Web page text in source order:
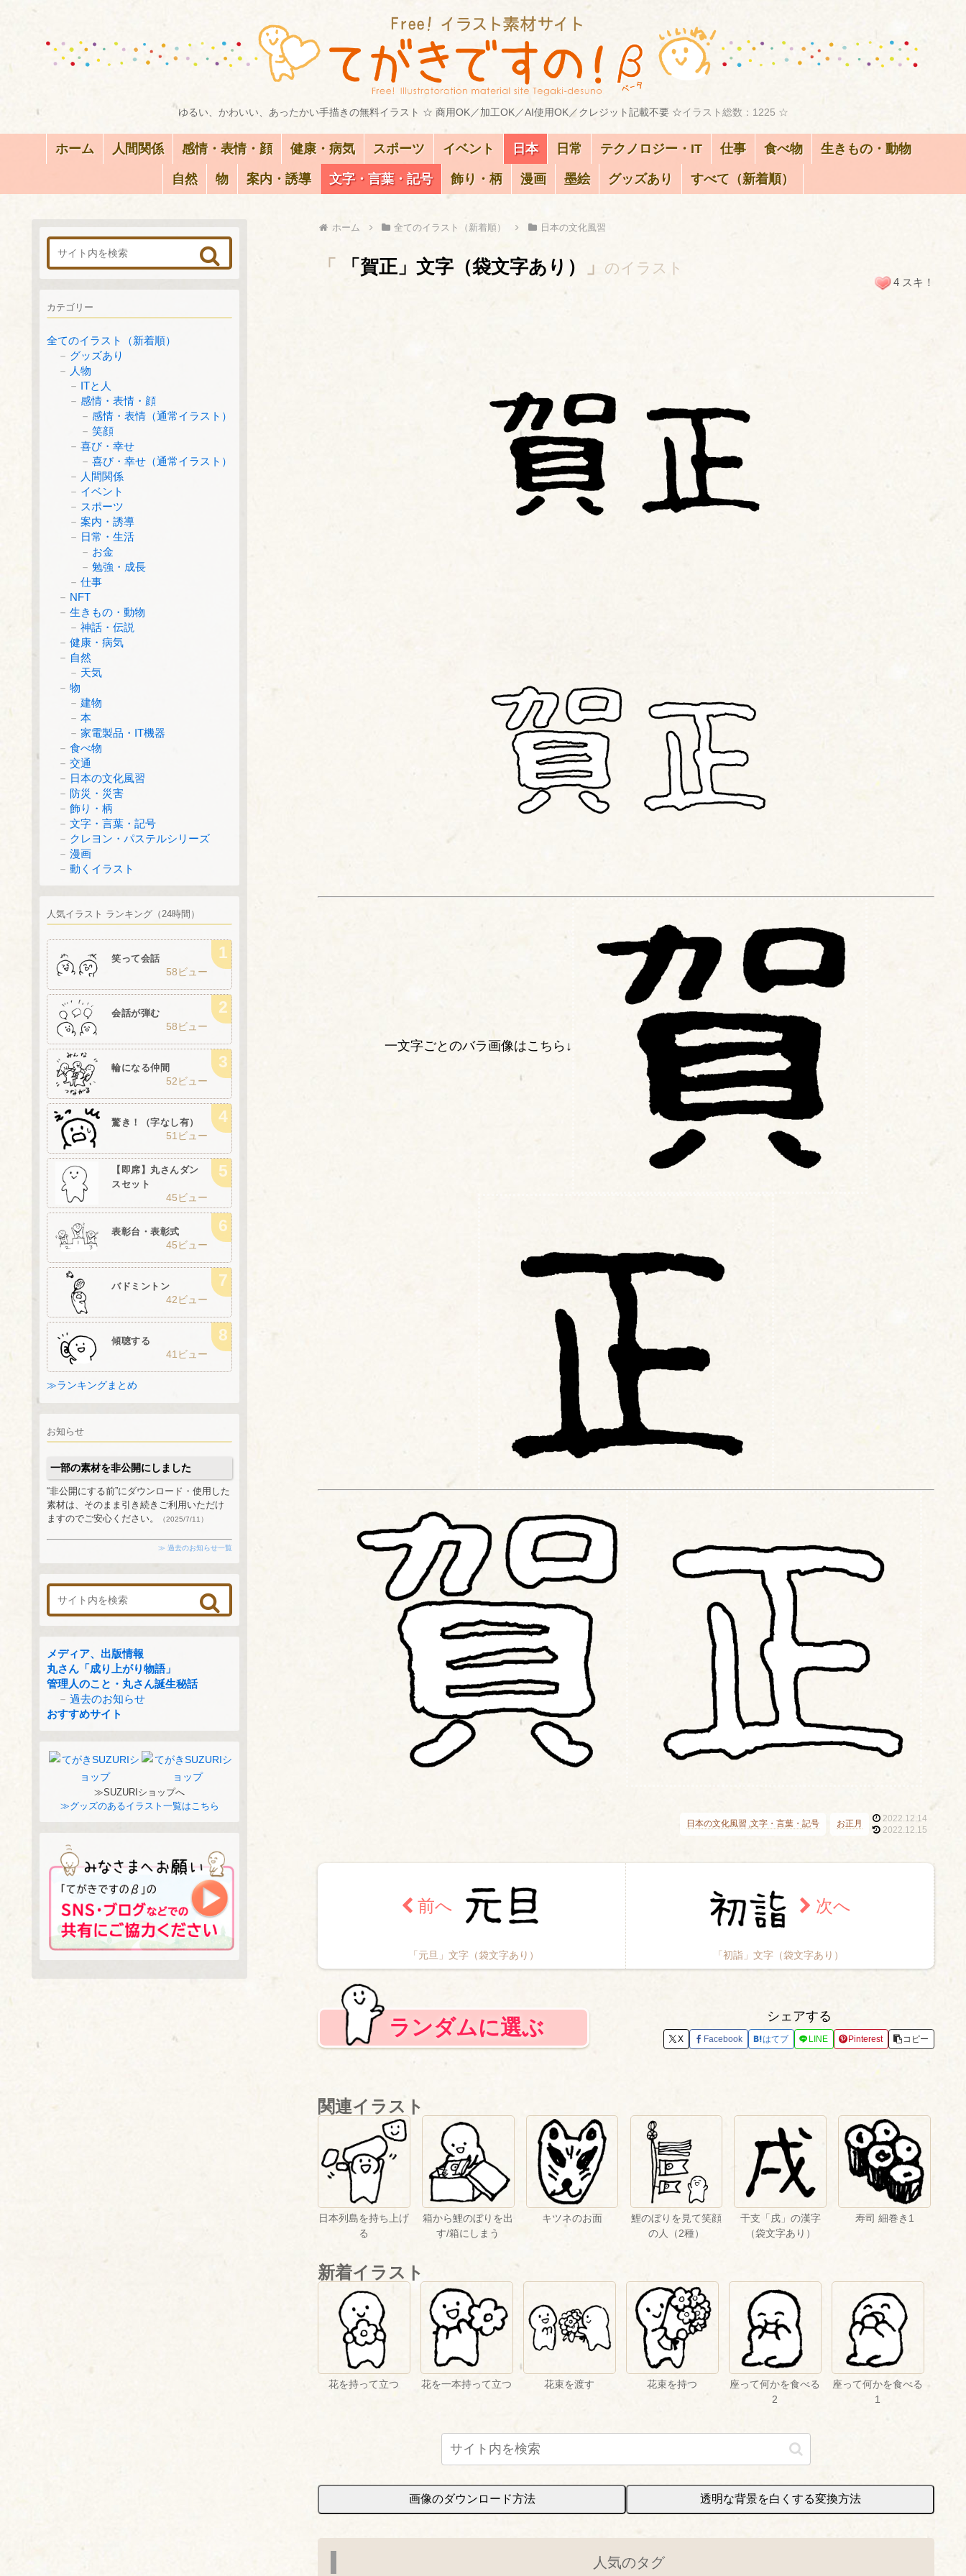
ゆるい、かわいい、あったかい手描きの無料イラスト ☆ 商用OK／加工OK／AI使用OK／クレジット記載不要 ☆イラスト総数：1225 ☆
ホーム 人間関係 感情・表情・顔 健康・病気 スポーツ イベント 日本 日常 テクノロジー・IT 仕事 食べ物 生きもの・動物
自然 物 案内・誘導 文字・言葉・記号 飾り・柄 漫画 墨絵 グッズあり すべて（新着順）
ホーム 全てのイラスト（新着順） 日本の文化風習
「 「賀正」文字（袋文字あり） 」 のイラスト
一文字ごとのバラ画像はこちら↓
日本の文化風習 文字・言葉・記号 お正月
2022.12.14
2022.12.15
4 スキ！
「元旦」文字（袋文字あり） 「初詣」文字（袋文字あり）
ランダムに選ぶ シェアする
X Facebook はてブ LINE Pinterest コピー
関連イラスト
日本列島を持ち上げ
る
箱から鯉のぼりを出
す/箱にしまう
キツネのお面
鯉のぼりを見て笑顔
の人（2種）
干支「戌」の漢字
（袋文字あり）
寿司 細巻き1
新着イラスト
花を持って立つ 花を一本持って立つ 花束を渡す 花束を持つ
座って何かを食べる
2
座って何かを食べる
1
画像のダウンロード方法 透明な背景を白くする変換方法
人気のタグ
カテゴリー
全てのイラスト（新着順）
グッズあり
人物
ITと人
感情・表情・顔
感情・表情（通常イラスト）
笑顔
喜び・幸せ
喜び・幸せ（通常イラスト）
人間関係
イベント
スポーツ
案内・誘導
日常・生活
お金
勉強・成長
仕事
NFT
生きもの・動物
神話・伝説
健康・病気
自然
天気
物
建物
本
家電製品・IT機器
食べ物
交通
日本の文化風習
防災・災害
飾り・柄
文字・言葉・記号
クレヨン・パステルシリーズ
漫画
動くイラスト
人気イラスト ランキング（24時間）
笑って会話
58ビュー
会話が弾む
58ビュー
輪になる仲間
52ビュー
驚き！（字なし有）
51ビュー
【即席】丸さんダン
スセット
45ビュー
表彰台・表彰式
45ビュー
バドミントン
42ビュー
傾聴する
41ビュー
≫ランキングまとめ
お知らせ
一部の素材を非公開にしました
“非公開にする前”にダウンロード・使用した
素材は、そのまま引き続きご利用いただけ
ますのでご安心ください。
（2025/7/11）
≫ 過去のお知らせ一覧
メディア、出版情報
丸さん「成り上がり物語」
管理人のこと・丸さん誕生秘話
過去のお知らせ
おすすめサイト
≫SUZURIショップへ
≫グッズのあるイラスト一覧はこちら